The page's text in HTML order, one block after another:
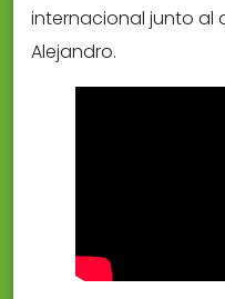
internacional junto al
Alejandro.